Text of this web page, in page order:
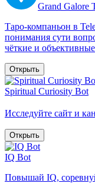
Grand Galore
Таро-компаньон в
понимания сути
чёткие и
Открыть
Spiritual Curiosity Bot
Исследуйте сайт и
Открыть
IQ Bot
Повышай IQ,